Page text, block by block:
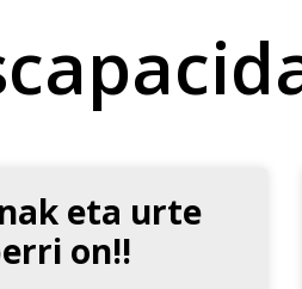
eta urte
on!!